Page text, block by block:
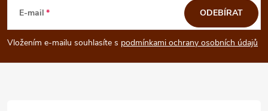
p
a
E-mail
Vložením e-mailu souhlasíte s podmínkami ochrany osobních údajů
ODEBÍRAT